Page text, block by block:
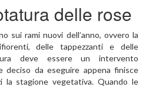
delle rose
sui rami nuovi dell’anno, ovvero la
delle tappezzanti e delle
deve essere un intervento
deciso da eseguire appena finisce
la stagione vegetativa. Quando le